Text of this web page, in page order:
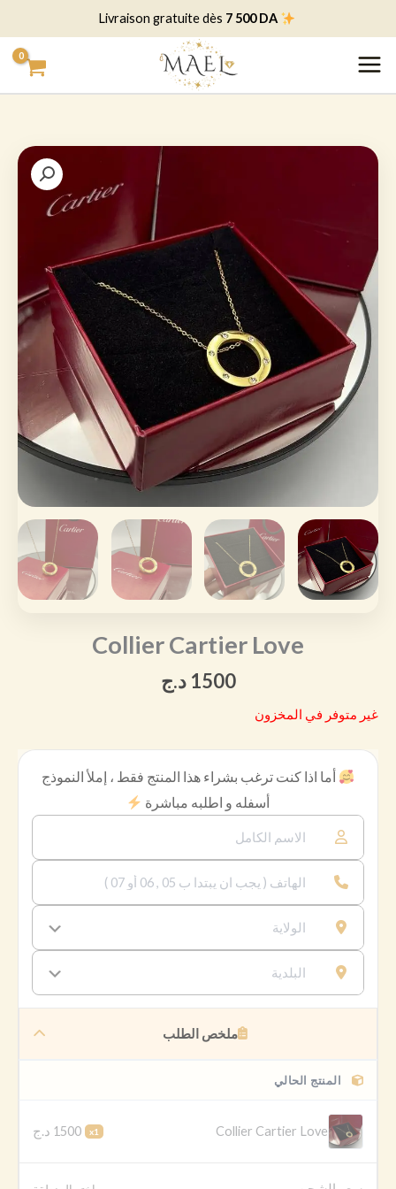
7 500 DA
إلى
المحتوى
Collier Cartier Love
1500 د.ج
غير متوفر في المخزون
أما اذا كنت ترغب بشراء هذا المنتج فقط ، إملأ النموذج
أسفله و اطلبه مباشرة
ملخص الطلب
المنتج الحالي
Collier Cartier Love
x1 1500 د.ج